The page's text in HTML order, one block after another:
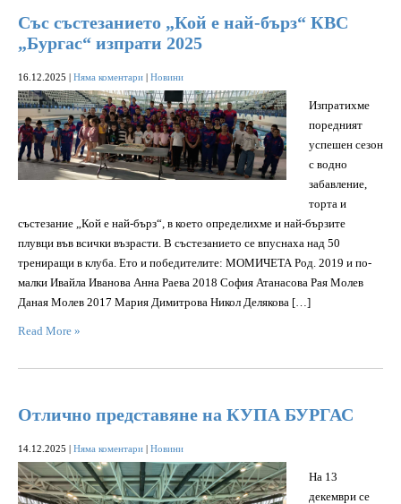
Със състезанието „Кой е най-бърз“ КВС
„Бургас“ изпрати 2025
16.12.2025 | Няма коментари | Новини
Изпратихме
поредният
успешен сезон
с водно
забавление,
торта и
състезание „Кой е най-бърз“, в което определихме и най-бързите
плувци във всички възрасти. В състезанието се впуснаха над 50
трениращи в клуба. Ето и победителите: МОМИЧЕТА Род. 2019 и по-
малки Ивайла Иванова Анна Раева 2018 София Атанасова Рая Молев
Даная Молев 2017 Мария Димитрова Никол Делякова […]
Read More »
Отлично представяне на КУПА БУРГАС
14.12.2025 | Няма коментари | Новини
На 13
декември се